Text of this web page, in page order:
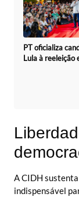
PT oficializa
Lula à reeleição
A CIDH
indispensável